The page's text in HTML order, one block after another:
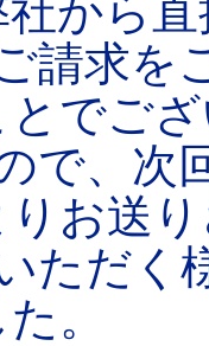
社から直
請求を
とでご
で、次
りお送
ただく
。